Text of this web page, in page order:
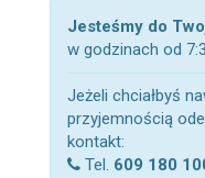
Jesteśmy do
w godzinach od
Jeżeli chciałbyś
przyjemnością
kontakt:
Tel. 609 180